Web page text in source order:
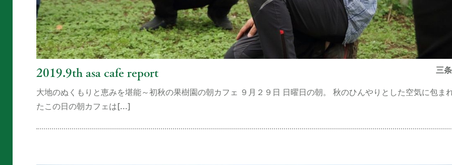
三
2019.9th asa cafe report
大地のぬくもりと恵みを堪能～初秋の果樹園の朝カフェ ９月２９日 日曜日の朝。 秋のひんやりとした空気に包ま
たこの日の朝カフェは[...]